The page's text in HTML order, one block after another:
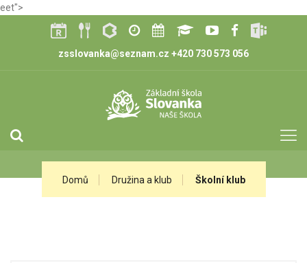
eet">
zsslovanka@seznam.cz +420 730 573 056
Domů Družina a klub Školní klub